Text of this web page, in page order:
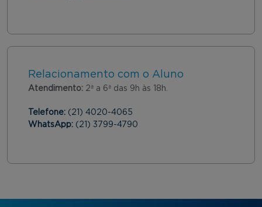
Relacionamento com o Aluno
Atendimento: 2ª a 6ª das 9h às 18h.
Telefone: (21) 4020-4065
WhatsApp: (21) 3799-4790